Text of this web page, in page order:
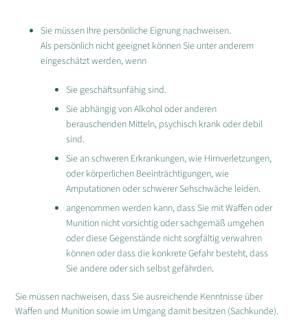
Sie müssen Ihre persönliche Eignung nachweisen.
Als persönlich nicht geeignet können Sie unter anderem
eingeschätzt werden, wenn
Sie geschäftsunfähig sind.
Sie abhängig von Alkohol oder anderen
berauschenden Mitteln, psychisch krank oder debil
sind.
Sie an schweren Erkrankungen, wie Hirnverletzungen,
oder körperlichen Beeinträchtigungen, wie
Amputationen oder schwerer Sehschwäche leiden.
angenommen werden kann, dass Sie mit Waffen oder
Munition nicht vorsichtig oder sachgemäß umgehen
oder diese Gegenstände nicht sorgfältig verwahren
können oder dass die konkrete Gefahr besteht, dass
Sie andere oder sich selbst gefährden.
Sie müssen nachweisen, dass Sie ausreichende Kenntnisse über
Waffen und Munition sowie im Umgang damit besitzen (Sachkunde).